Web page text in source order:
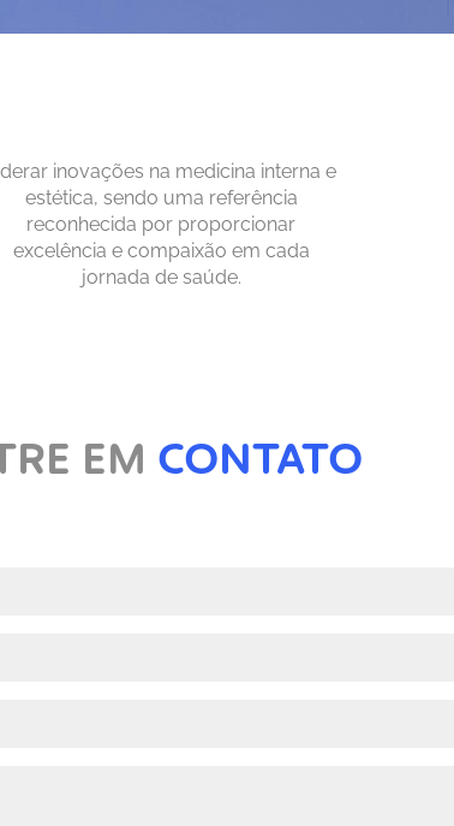
inovações na medicina interna e
estética, sendo uma referência
reconhecida por proporcionar
excelência e compaixão em cada
jornada de saúde.
EM CONTATO